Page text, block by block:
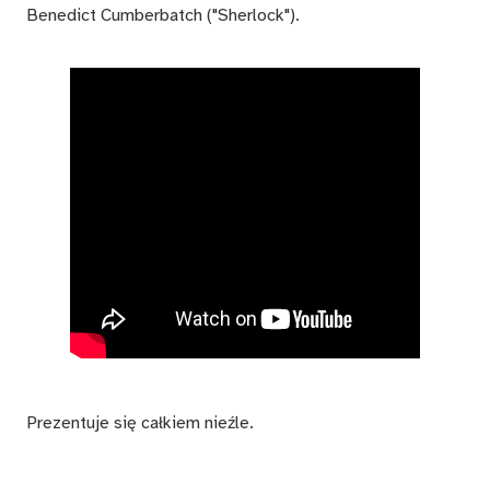
Benedict Cumberbatch ("Sherlock").
Prezentuje się całkiem nieźle.